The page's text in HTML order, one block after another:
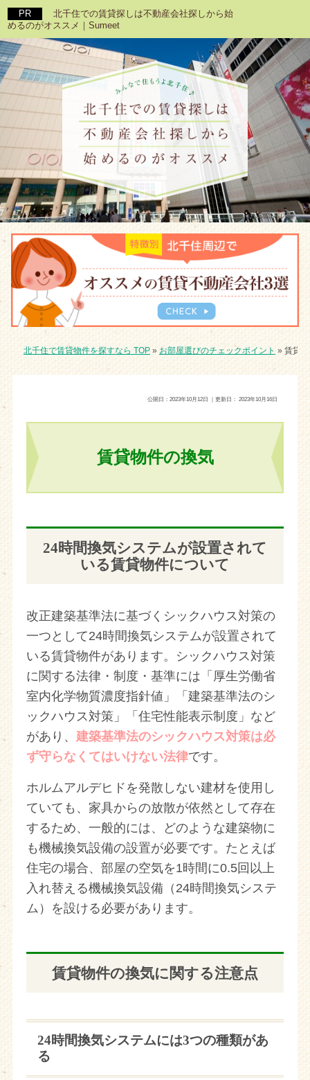
北千住での賃貸探しは不動産会社探しから始
めるのがオススメ｜Sumeet
北千住で賃貸物件を探すなら TOP» お部屋選びのチェックポイント » 賃貸
公開日： 2023年10月12日 ｜更新日： 2023年10月16日
賃貸物件の換気
24時間換気システムが設置されて
いる賃貸物件について
改正建築基準法に基づくシックハウス対策の
一つとして24時間換気システムが設置されて
いる賃貸物件があります。シックハウス対策
に関する法律・制度・基準には「厚生労働省
室内化学物質濃度指針値」「建築基準法のシ
ックハウス対策」「住宅性能表示制度」など
があり、 建築基準法のシックハウス対策は必
ず守らなくてはいけない法律です。
ホルムアルデヒドを発散しない建材を使用し
ていても、家具からの放散が依然として存在
するため、一般的には、どのような建築物に
も機械換気設備の設置が必要です。たとえば
住宅の場合、部屋の空気を1時間に0.5回以上
入れ替える機械換気設備（24時間換気システ
ム）を設ける必要があります。
賃貸物件の換気に関する注意点
24時間換気システムには3つの種類があ
る